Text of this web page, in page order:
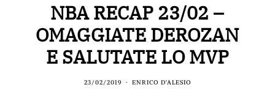
NBA RECAP 23/02 –
OMAGGIATE DEROZAN
E SALUTATE LO MVP
23/02/2019 ENRICO D'ALESIO